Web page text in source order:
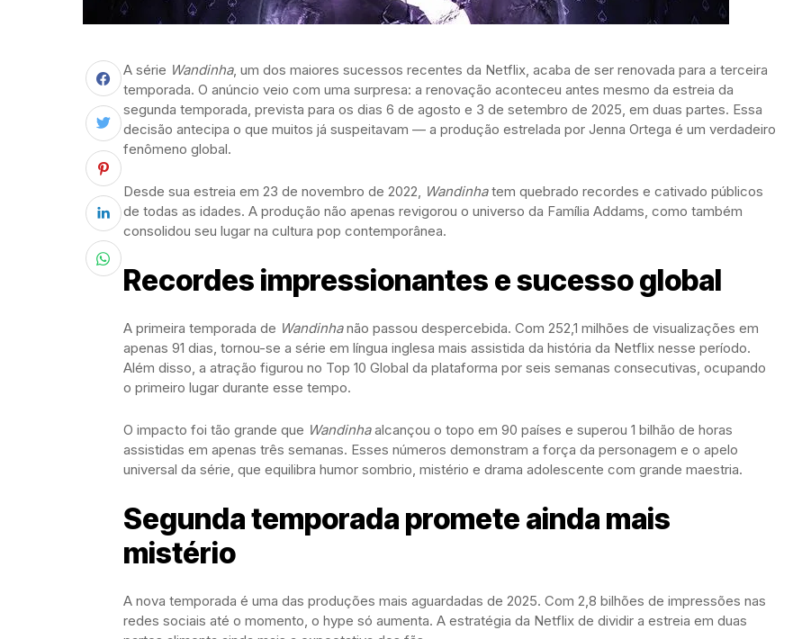
A série Wandinha, um dos maiores sucessos recentes da Netflix, acaba de ser renovada para a terceira
temporada. O anúncio veio com uma surpresa: a renovação aconteceu antes mesmo da estreia da
segunda temporada, prevista para os dias 6 de agosto e 3 de setembro de 2025, em duas partes. Essa
decisão antecipa o que muitos já suspeitavam — a produção estrelada por Jenna Ortega é um verdadeiro
fenômeno global.
Desde sua estreia em 23 de novembro de 2022, Wandinhatem quebrado recordes e cativado públicos
de todas as idades. A produção não apenas revigorou o universo da Família Addams, como também
consolidou seu lugar na cultura pop contemporânea.
Recordes impressionantes e sucesso global
A primeira temporada de Wandinhanão passou despercebida. Com 252,1 milhões de visualizações em
apenas 91 dias, tornou-se a série em língua inglesa mais assistida da história da Netflix nesse período.
Além disso, a atração figurou no Top 10 Global da plataforma por seis semanas consecutivas, ocupando
o primeiro lugar durante esse tempo.
O impacto foi tão grande que Wandinhaalcançou o topo em 90 países e superou 1 bilhão de horas
assistidas em apenas três semanas. Esses números demonstram a força da personagem e o apelo
universal da série, que equilibra humor sombrio, mistério e drama adolescente com grande maestria.
Segunda temporada promete ainda mais
mistério
A nova temporada é uma das produções mais aguardadas de 2025. Com 2,8 bilhões de impressões nas
redes sociais até o momento, o hype só aumenta. A estratégia da Netflix de dividir a estreia em duas